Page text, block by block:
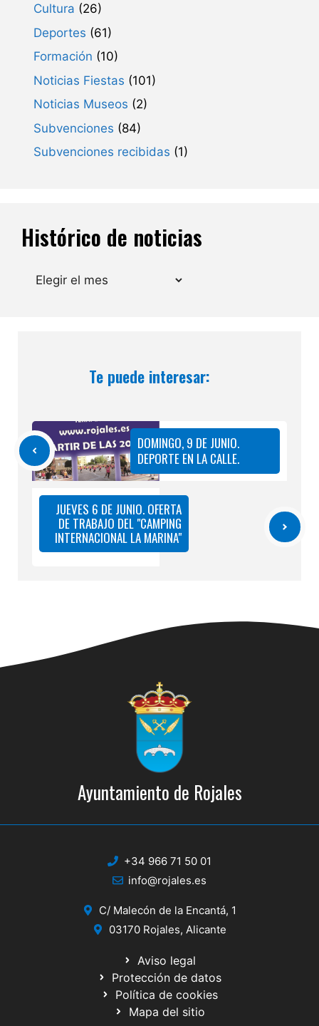
Cultura (26)
Deportes (61)
Formación (10)
Noticias Fiestas (101)
Noticias Museos (2)
Subvenciones (84)
Subvenciones recibidas (1)
Histórico de noticias
Archivos
Te puede interesar:
DOMINGO, 9 DE JUNIO.
DEPORTE EN LA CALLE.
JUEVES 6 DE JUNIO. OFERTA
DE TRABAJO DEL "CAMPING
INTERNACIONAL LA MARINA"
Ayuntamiento de Rojales
+34 966 71 50 01
info@rojales.es
C/ Malecón de la Encantá, 1
03170 Rojales, Alicante
Aviso legal
Protección de datos
Política de cookies
Mapa del sitio